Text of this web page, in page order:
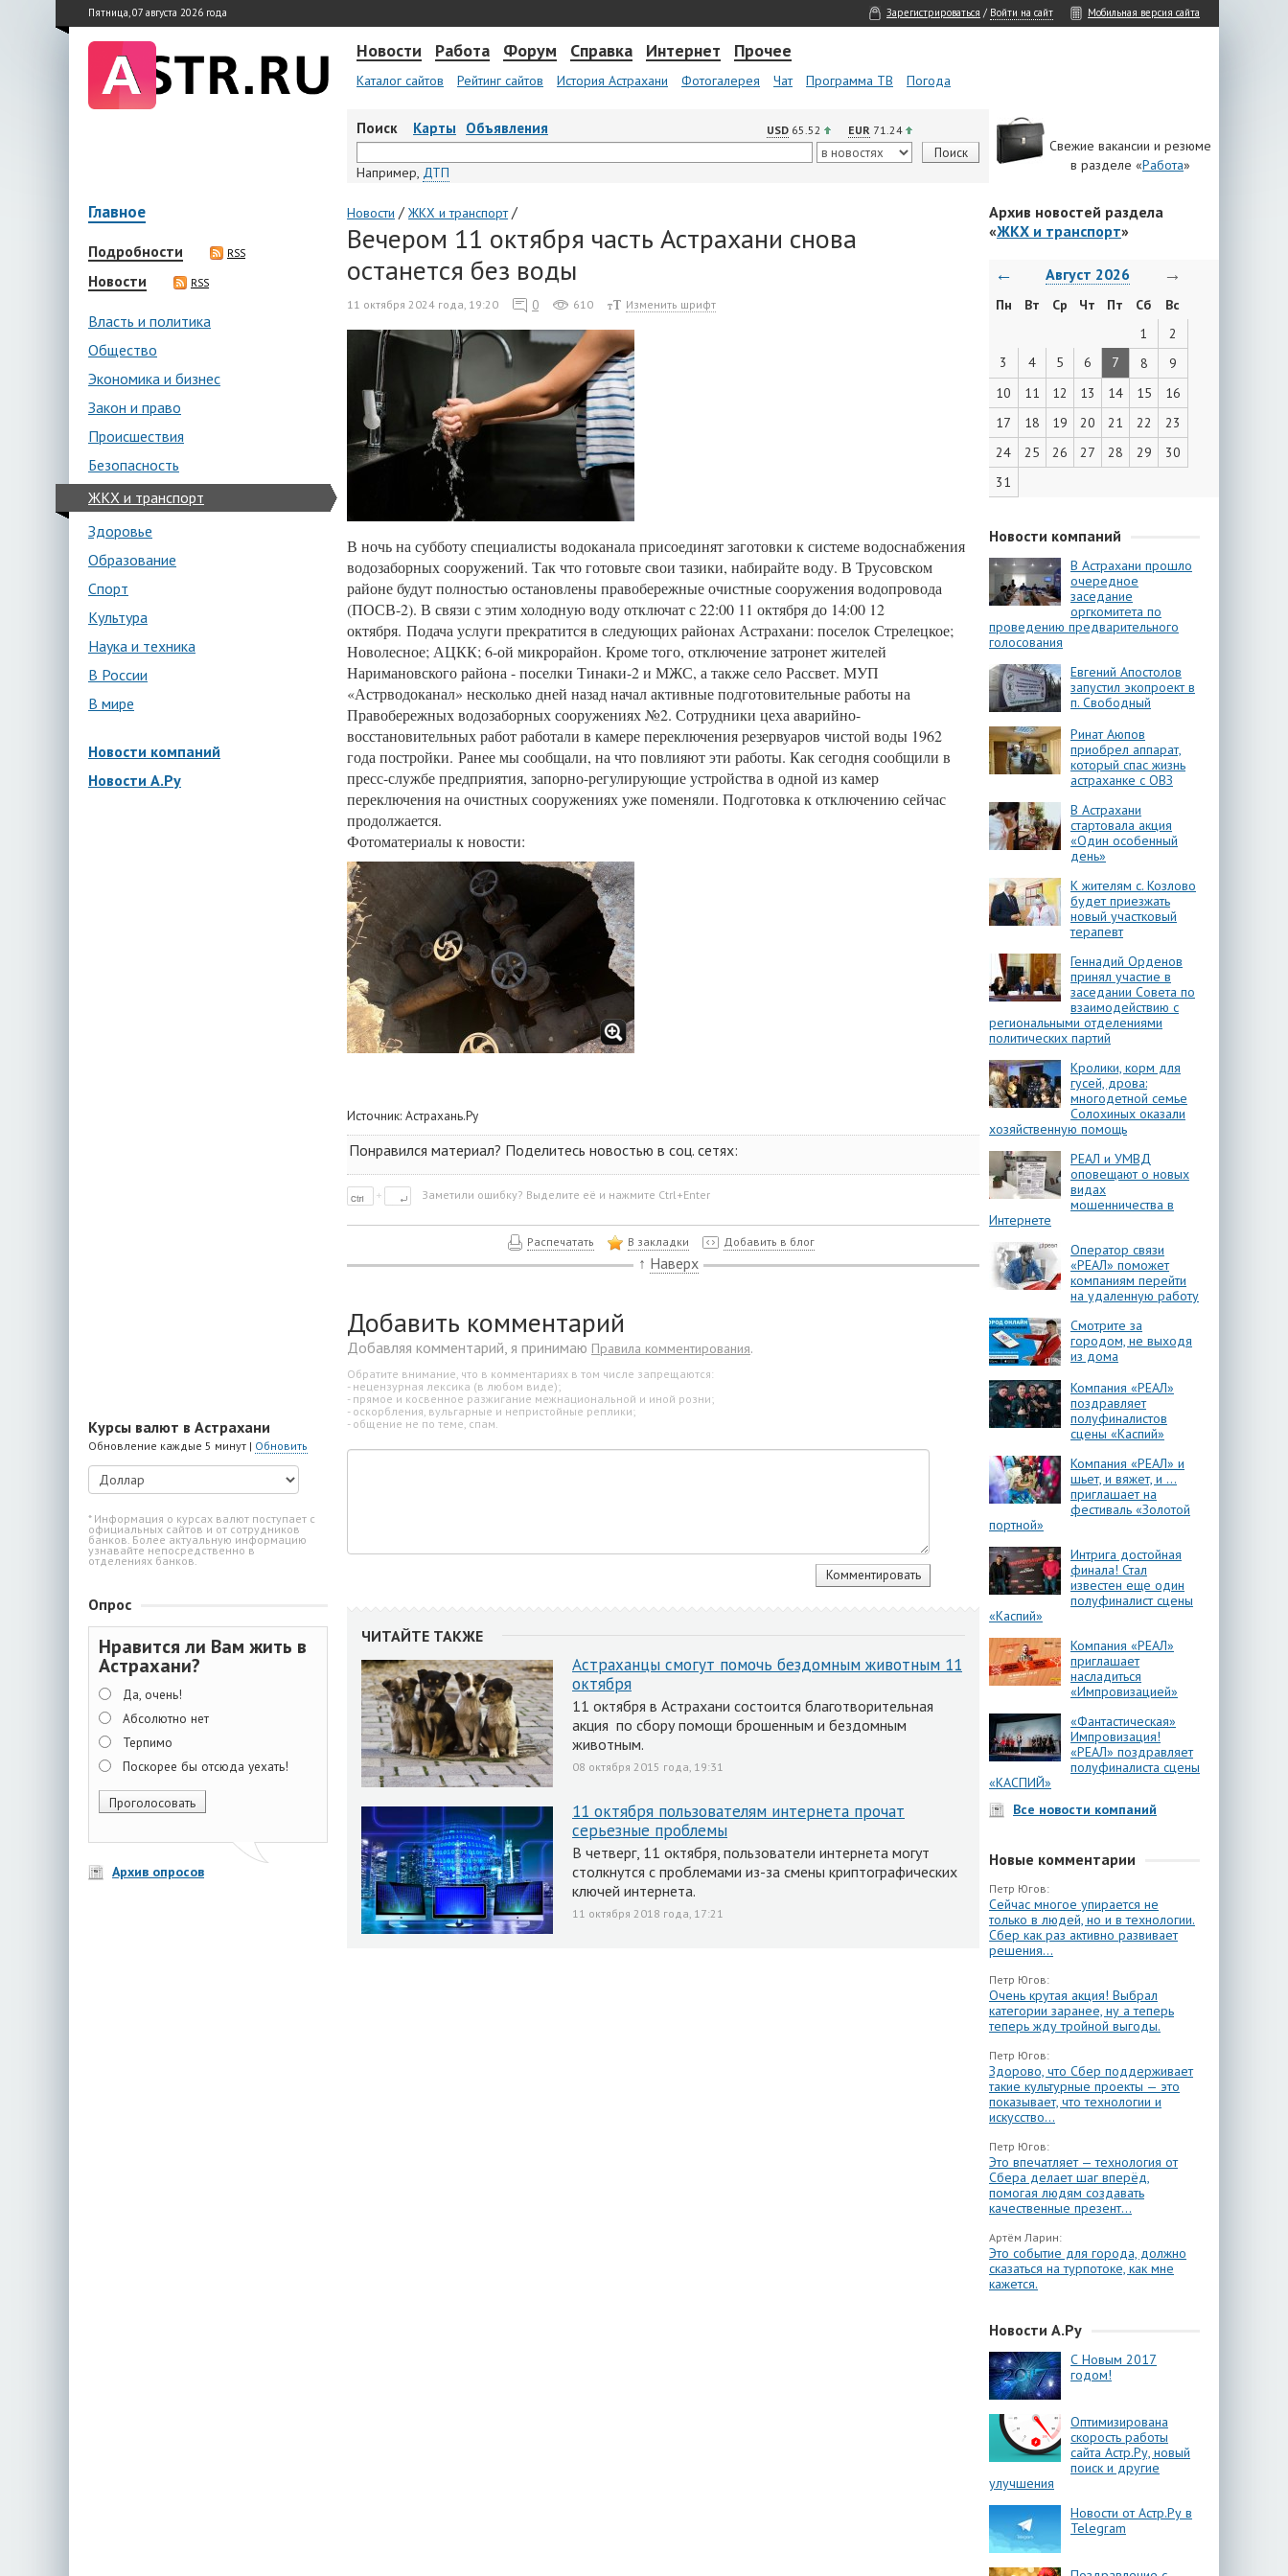
Пятница, 07 августа 2026 года Зарегистрироваться / Войти на сайт Мобильная версия сайта
Новости Работа Форум Справка Интернет Прочее
Каталог сайтов Рейтинг сайтов История Астрахани Фотогалерея Чат Программа ТВ Погода
Поиск Карты Объявления USD 65.52 EUR 71.24
Например, ДТП
Свежие вакансии и резюме
в разделе «Работа»
Главное
Подробности RSS
Новости RSS
Власть и политика
Общество
Экономика и бизнес
Закон и право
Происшествия
Безопасность
ЖКХ и транспорт
Здоровье
Образование
Спорт
Культура
Наука и техника
В России
В мире
Новости компаний
Новости А.Ру
Курсы валют в Астрахани
Обновление каждые 5 минут | Обновить
* Информация о курсах валют поступает с
официальных сайтов и от сотрудников
банков. Более актуальную информацию
узнавайте непосредственно в
отделениях банков.
Опрос
Нравится ли Вам жить в
Астрахани?
Да, очень!
Абсолютно нет
Терпимо
Поскорее бы отсюда уехать!
Архив опросов
Новости / ЖКХ и транспорт/
Вечером 11 октября часть Астрахани снова
останется без воды
11 октября 2024 года, 19:20 0 610 Изменить шрифт
В ночь на субботу специалисты водоканала присоединят заготовки к системе водоснабжения
водозаборных сооружений. Так что готовьте свои тазики, набирайте воду. В Трусовском
районе будут полностью остановлены правобережные очистные сооружения водопровода
(ПОСВ-2). В связи с этим холодную воду отключат с 22:00 11 октября до 14:00 12
октября. Подача услуги прекратится в следующих районах Астрахани: поселок Стрелецкое;
Новолесное; АЦКК; 6-ой микрорайон. Кроме того, отключение затронет жителей
Наримановского района - поселки Тинаки-2 и МЖС, а также село Рассвет. МУП
«Астрводоканал» несколько дней назад начал активные подготовительные работы на
Правобережных водозаборных сооружениях №2. Сотрудники цеха аварийно-
восстановительных работ работали в камере переключения резервуаров чистой воды 1962
года постройки. Ранее мы сообщали, на что повлияют эти работы. Как сегодня сообщили в
пресс-службе предприятия, запорно-регулирующие устройства в одной из камер
переключения на очистных сооружениях уже поменяли. Подготовка к отключению сейчас
продолжается.
Фотоматериалы к новости:
Источник: Астрахань.Ру
Понравился материал? Поделитесь новостью в соц. сетях:
Заметили ошибку? Выделите её и нажмите Ctrl+Enter
Распечатать В закладки Добавить в блог
↑ Наверх
Добавить комментарий
Добавляя комментарий, я принимаю Правила комментирования.
Обратите внимание, что в комментариях в том числе запрещаются:
- нецензурная лексика (в любом виде);
- прямое и косвенное разжигание межнациональной и иной розни;
- оскорбления, вульгарные и непристойные реплики;
- общение не по теме, спам.
ЧИТАЙТЕ ТАКЖЕ
Астраханцы смогут помочь бездомным животным 11
октября
11 октября в Астрахани состоится благотворительная
акция по сбору помощи брошенным и бездомным
животным.
08 октября 2015 года, 19:31
11 октября пользователям интернета прочат
серьезные проблемы
В четверг, 11 октября, пользователи интернета могут
столкнутся с проблемами из-за смены криптографических
ключей интернета.
11 октября 2018 года, 17:21
Архив новостей раздела
«ЖКХ и транспорт»
← Август 2026 →
Пн Вт Ср Чт Пт Сб
Вс
1
2
3
4 5 6 7 8
9
10
11 12 13 14 15
16
17
18 19 20 21 22
23
24
25 26 27 28 29
30
31
Новости компаний
В Астрахани прошло
очередное
заседание
оргкомитета по
проведению предварительного
голосования
Евгений Апостолов
запустил экопроект в
п. Свободный
Ринат Аюпов
приобрел аппарат,
который спас жизнь
астраханке с ОВЗ
В Астрахани
стартовала акция
«Один особенный
день»
К жителям с. Козлово
будет приезжать
новый участковый
терапевт
Геннадий Орденов
принял участие в
заседании Совета по
взаимодействию с
региональными отделениями
политических партий
Кролики, корм для
гусей, дрова:
многодетной семье
Солохиных оказали
хозяйственную помощь
РЕАЛ и УМВД
оповещают о новых
видах
мошенничества в
Интернете
Оператор связи
«РЕАЛ» поможет
компаниям перейти
на удаленную работу
Смотрите за
городом, не выходя
из дома
Компания «РЕАЛ»
поздравляет
полуфиналистов
сцены «Каспий»
Компания «РЕАЛ» и
шьет, и вяжет, и …
приглашает на
фестиваль «Золотой
портной»
Интрига достойная
финала! Стал
известен еще один
полуфиналист сцены
«Каспий»
Компания «РЕАЛ»
приглашает
насладиться
«Импровизацией»
«Фантастическая»
Импровизация!
«РЕАЛ» поздравляет
полуфиналиста сцены
«КАСПИЙ»
Все новости компаний
Новые комментарии
Петр Югов:
Сейчас многое упирается не
только в людей, но и в технологии.
Сбер как раз активно развивает
решения...
Петр Югов:
Очень крутая акция! Выбрал
категории заранее, ну а теперь
теперь жду тройной выгоды.
Петр Югов:
Здорово, что Сбер поддерживает
такие культурные проекты — это
показывает, что технологии и
искусство...
Петр Югов:
Это впечатляет — технология от
Сбера делает шаг вперёд,
помогая людям создавать
качественные презент...
Артём Ларин:
Это событие для города, должно
сказаться на турпотоке, как мне
кажется.
Новости А.Ру
С Новым 2017
годом!
Оптимизирована
скорость работы
сайта Астр.Ру, новый
поиск и другие
улучшения
Новости от Астр.Ру в
Telegram